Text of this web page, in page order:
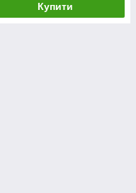
Купити